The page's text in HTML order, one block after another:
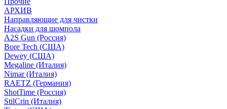
АРХИВ
Направляющие для чистки
Насадки для шомпола
A2S Gun (Россия)
Bore Tech (США)
Dewey (США)
Megaline (Италия)
Nimar (Италия)
RAETZ (Германия)
ShotTime (Россия)
StilCrin (Италия)